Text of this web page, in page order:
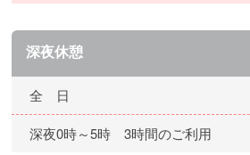
深夜休憩
全 日
深夜0時～5時 3時間のご利用